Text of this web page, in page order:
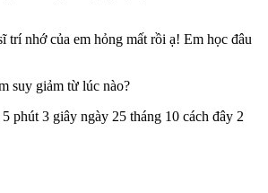
trí nhớ của em hỏng mất rồi ạ! Em học đâu
suy giảm từ lúc nào?
phút 3 giây ngày 25 tháng 10 cách đây 2